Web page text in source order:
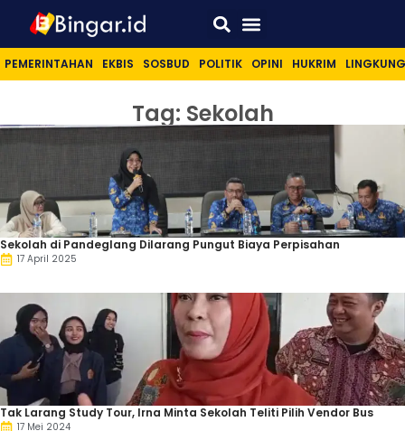
PEMERINTAHAN EKBIS SOSBUD POLITIK OPINI HUKRIM
Tag: Sekolah
Sekolah di Pandeglang Dilarang Pungut Biaya Perpisahan
17 April 2025
Tak Larang Study Tour, Irna Minta Sekolah Teliti Pilih Vendor Bus
17 Mei 2024